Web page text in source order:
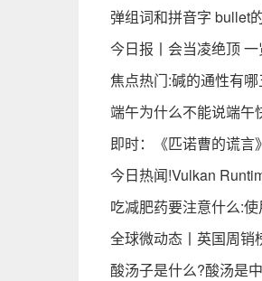
弹组词和拼音字 bullet
今日报丨会当凌绝顶
焦点热门:碱的通性有
端午为什么不能说端午
即时：《匹诺曹的谎言
今日热闻!Vulkan
吃减肥药要注意什么:
全球微动态丨英国周销
酸汤子是什么?酸汤是